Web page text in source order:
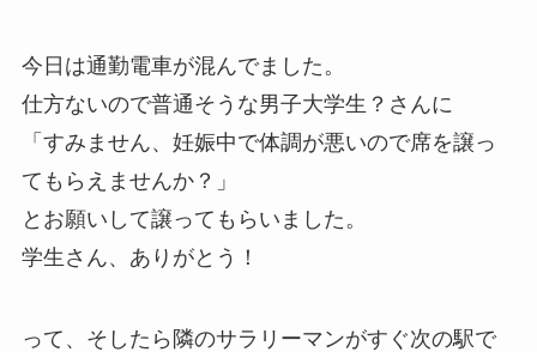
今日は通勤電車が混んでました。
仕方ないので普通そうな男子大学生？さんに
「すみません、妊娠中で体調が悪いので席を譲っ
てもらえませんか？」
とお願いして譲ってもらいました。
学生さん、ありがとう！
って、そしたら隣のサラリーマンがすぐ次の駅で